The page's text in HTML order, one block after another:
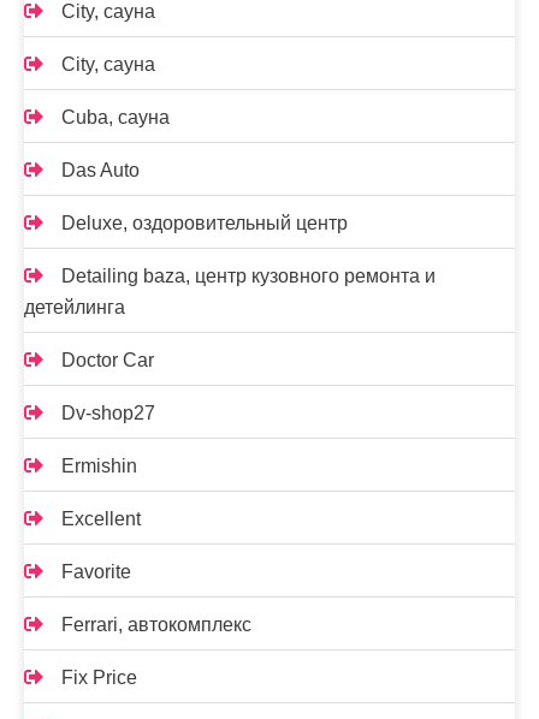
City, сауна
City, сауна
Cuba, сауна
Das Auto
Deluxe, оздоровительный центр
Detailing baza, центр кузовного ремонта и
детейлинга
Doctor Car
Dv-shop27
Ermishin
Excellent
Favorite
Ferrari, автокомплекс
Fix Price